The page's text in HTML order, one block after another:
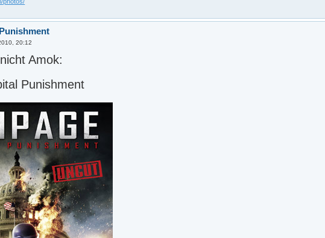
20:12
Amok:
Punishment